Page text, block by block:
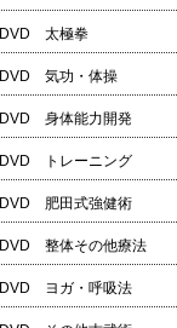
DVD 太極拳
DVD 気功・体操
DVD 身体能力開発
DVD トレーニング
DVD 肥田式強健術
DVD 整体その他療法
DVD ヨガ・呼吸法